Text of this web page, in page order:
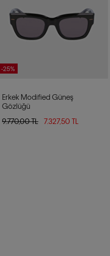
-25%
Erkek Modified Güneş
Gözlüğü
9.770,00 TL
7.327,50 TL